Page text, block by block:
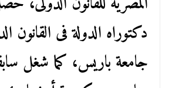
دكتوراه الدولة فى القانون
جامعة باريس، كما شغل